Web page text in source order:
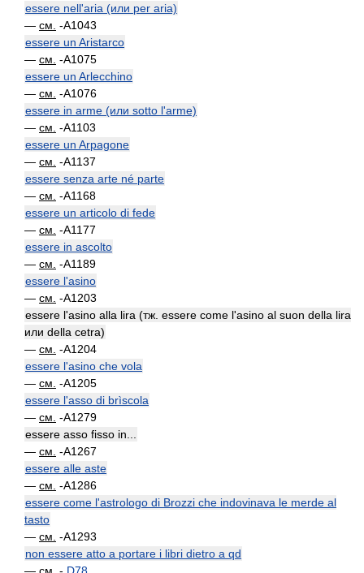
essere nell'aria (или per aria)
— см. -A1043
essere un Aristarco
— см. -A1075
essere un Arlecchino
— см. -A1076
essere in arme (или sotto l'arme)
— см. -A1103
essere un Arpagone
— см. -A1137
essere senza arte né parte
— см. -A1168
essere un articolo di fede
— см. -A1177
essere in ascolto
— см. -A1189
essere l'asino
— см. -A1203
essere l'asino alla lira (тж. essere come l'asino al suon della lira
или della cetra)
— см. -A1204
essere l'asino che vola
— см. -A1205
essere l'asso di brìscola
— см. -A1279
essere asso fisso in...
— см. -A1267
essere alle aste
— см. -A1286
essere come l'astrologo di Brozzi che indovinava le merde al
tasto
— см. -A1293
non essere atto a portare i libri dietro a qd